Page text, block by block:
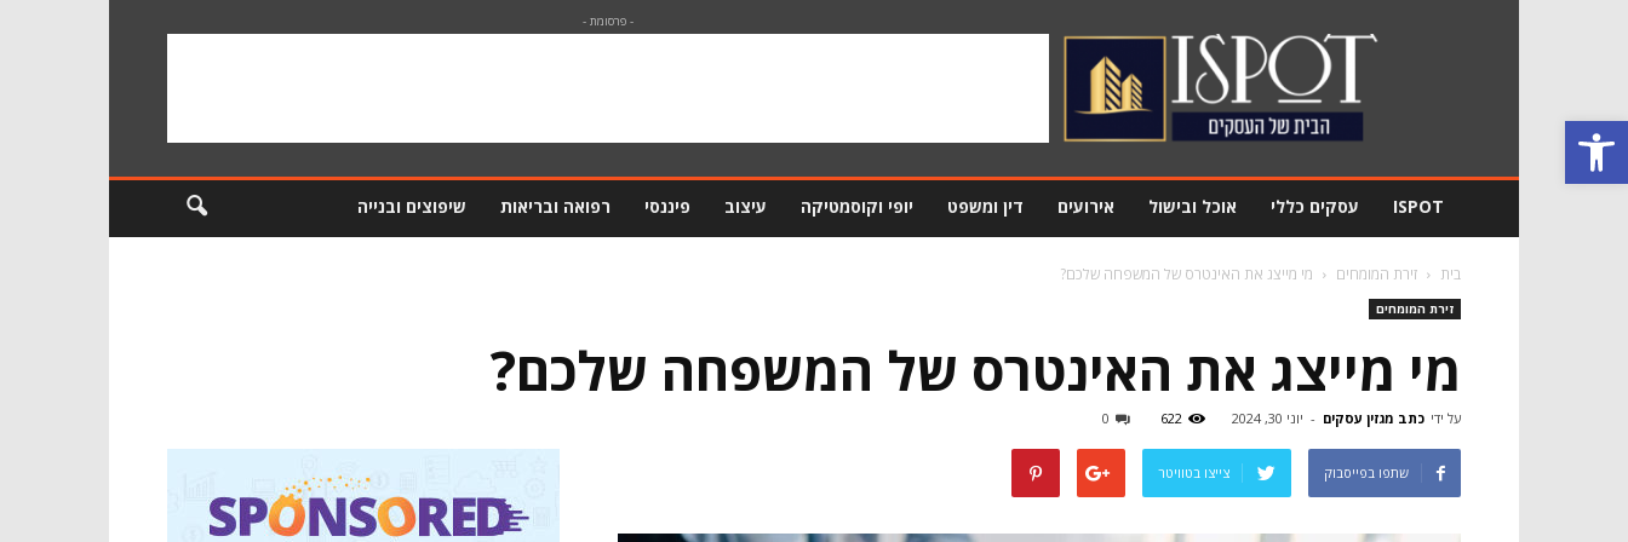
פתח סרגל נגישות
מגזין
Ispot
- פרסומת -
ISPOT עסקים כללי אוכל ובישול אירועים דין ומשפט יופי וקוסמטיקה עיצוב פיננסי רפואה ובריאות שיפוצים ובנייה
בית זירת המומחים מי מייצג את האינטרס של המשפחה שלכם?
זירת המומחים
מי מייצג את האינטרס של המשפחה שלכם?
על ידי כתב מגזין עסקים - יוני 30, 2024 622
0
שתפו בפייסבוק צייצו בטוויטר